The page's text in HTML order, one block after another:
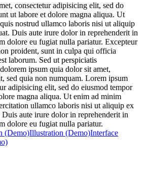
consectetur adipisicing elit, sed do
ut labore et dolore magna aliqua. Ut
nostrud ullamco laboris nisi ut aliquip
Duis aute irure dolor in reprehenderit in
dolore eu fugiat nulla pariatur. Excepteur
proident, sunt in culpa qui officia
laborum. Sed ut perspiciatis
ipsum quia dolor sit amet,
sed quia non numquam. Lorem ipsum
adipisicing elit, sed do eiusmod tempor
magna aliqua. Ut enim ad minim
ullamco laboris nisi ut aliquip ex
Duis aute irure dolor in reprehenderit in
dolore eu fugiat nulla pariatur.
(Demo)Illustration (Demo)Interface